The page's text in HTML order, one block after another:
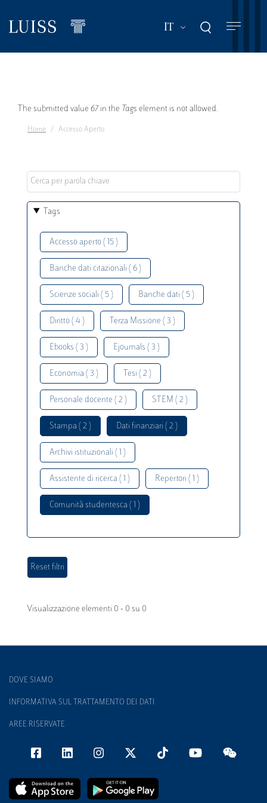
contenuto
IT Mostra ulteriori
Messaggio
di
The submitted value 67 in the Tags element is not allowed.
Home Accesso Aperto
Tags
Accesso aperto ( 15 )
Banche dati citazionali ( 6 )
Scienze sociali ( 5 ) Banche dati ( 5 )
Diritto ( 4 ) Terza Missione ( 3 )
Ebooks ( 3 ) Ejournals ( 3 )
Economia ( 3 ) Tesi ( 2 )
Personale docente ( 2 ) STEM ( 2 )
Stampa ( 2 ) Dati finanziari ( 2 )
Archivi istituzionali ( 1 )
Assistente di ricerca ( 1 ) Repertori ( 1 )
Comunità studentesca ( 1 )
Visualizzazione elementi 0 - 0 su 0
DOVE SIAMO
INFORMATIVA SUL TRATTAMENTO DEI DATI
AREE RISERVATE